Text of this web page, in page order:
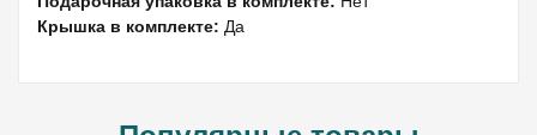
Крышка в комплекте: Да